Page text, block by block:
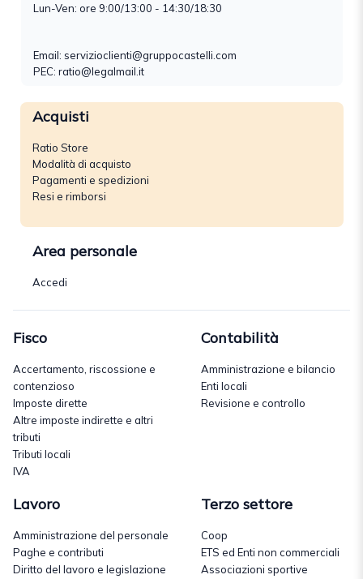
Lun-Ven: ore 9:00/13:00 - 14:30/18:30
Email: servizioclienti@gruppocastelli.com
PEC: ratio@legalmail.it
Acquisti
Ratio Store
Modalità di acquisto
Pagamenti e spedizioni
Resi e rimborsi
Area personale
Accedi
Fisco
Accertamento, riscossione e
contenzioso
Imposte dirette
Altre imposte indirette e altri
tributi
Tributi locali
IVA
Contabilità
Amministrazione e bilancio
Enti locali
Revisione e controllo
Lavoro
Amministrazione del personale
Paghe e contributi
Diritto del lavoro e legislazione
Terzo settore
Coop
ETS ed Enti non commerciali
Associazioni sportive